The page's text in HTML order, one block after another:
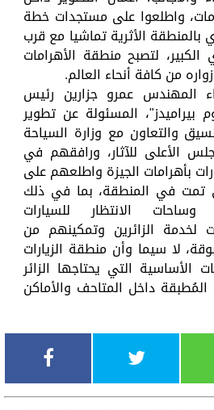
واطلعوا على مستجدات خطة
بالمنطقة الأثرية تماشيا مع قرب
لتصبح منطقة الأهرامات
من كافة أنحاء العالم.
المهندس عمرو جزارين رئيس
بيراميدز"، المسئولة عن تطوير
والتعاون مع وزارة السياحة
الأعلى للآثار، ورافقهم في
بأهرامات الجيزة واطلعهم على
تمت في المنطقة، بما في ذلك
الانتظار للسيارات
لخدمة الزائرين وتمكينهم من
لا سيما وأن منطقة الزيارات
الأساسية التي يحتاجها الزائر
المُطبقة داخل المتاحف والأماكن